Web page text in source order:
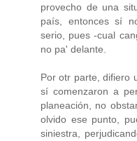
provecho de una
país, entonces sí
serio, pues -cual
no pa' delante.
Por otr parte, difiero
sí comenzaron a
planeación, no
olvido ese punto,
siniestra,